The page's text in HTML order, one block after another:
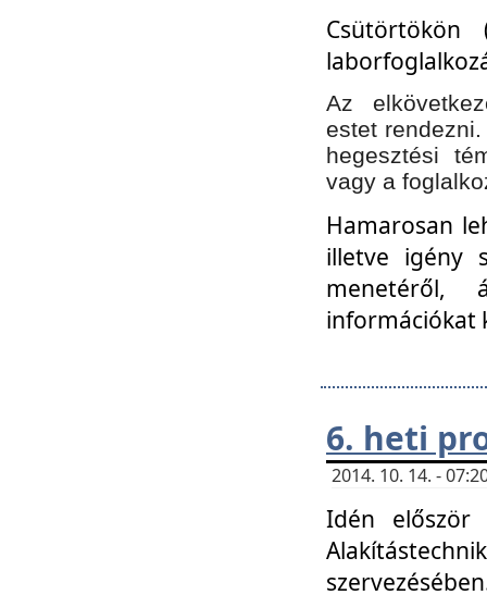
Az
estet
hegesztési
vagy a
Hamarosan
illetve igény
menetéről,
információkat
6. heti
2014. 10. 14. -
Idén